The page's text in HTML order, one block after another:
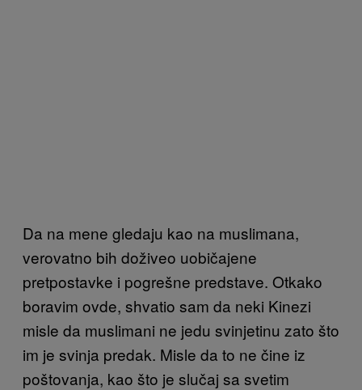
Da na mene gledaju kao na muslimana,
verovatno bih doživeo uobičajene
pretpostavke i pogrešne predstave. Otkako
boravim ovde, shvatio sam da neki Kinezi
misle da muslimani ne jedu svinjetinu zato što
im je svinja predak. Misle da to ne čine iz
poštovanja, kao što je slučaj sa svetim